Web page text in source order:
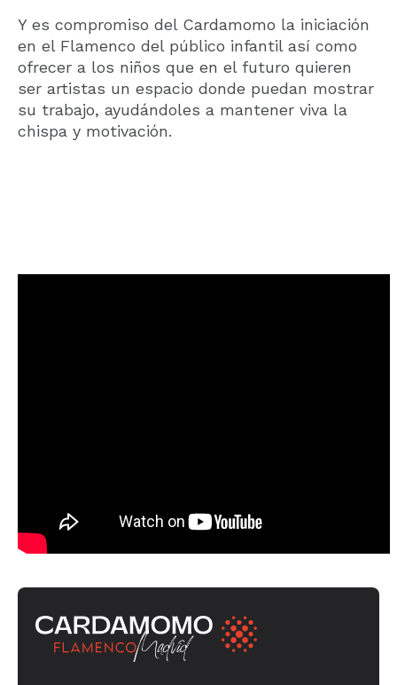
Y es compromiso del Cardamomo la iniciación
en el Flamenco del público infantil así como
ofrecer a los niños que en el futuro quieren
ser artistas un espacio donde puedan mostrar
su trabajo, ayudándoles a mantener viva la
chispa y motivación.